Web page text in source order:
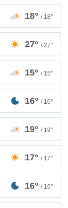
18° / 18°
27° / 27°
15° / 15°
16° / 16°
19° / 19°
17° / 17°
16° / 16°